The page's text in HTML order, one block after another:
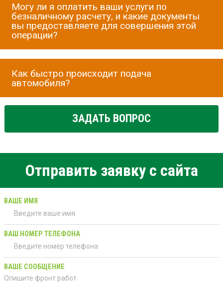
Могу ли я оплатить ваши услуги по
безналичному расчету, и какие документы
вы предоставляете для совершения этой
операции?
Как быстро происходит подача
автомобиля?
ЗАДАТЬ ВОПРОС
Отправить заявку с сайта
ВАШЕ ИМЯ
ВАШ НОМЕР ТЕЛЕФОНА
ВАШЕ СООБЩЕНИЕ